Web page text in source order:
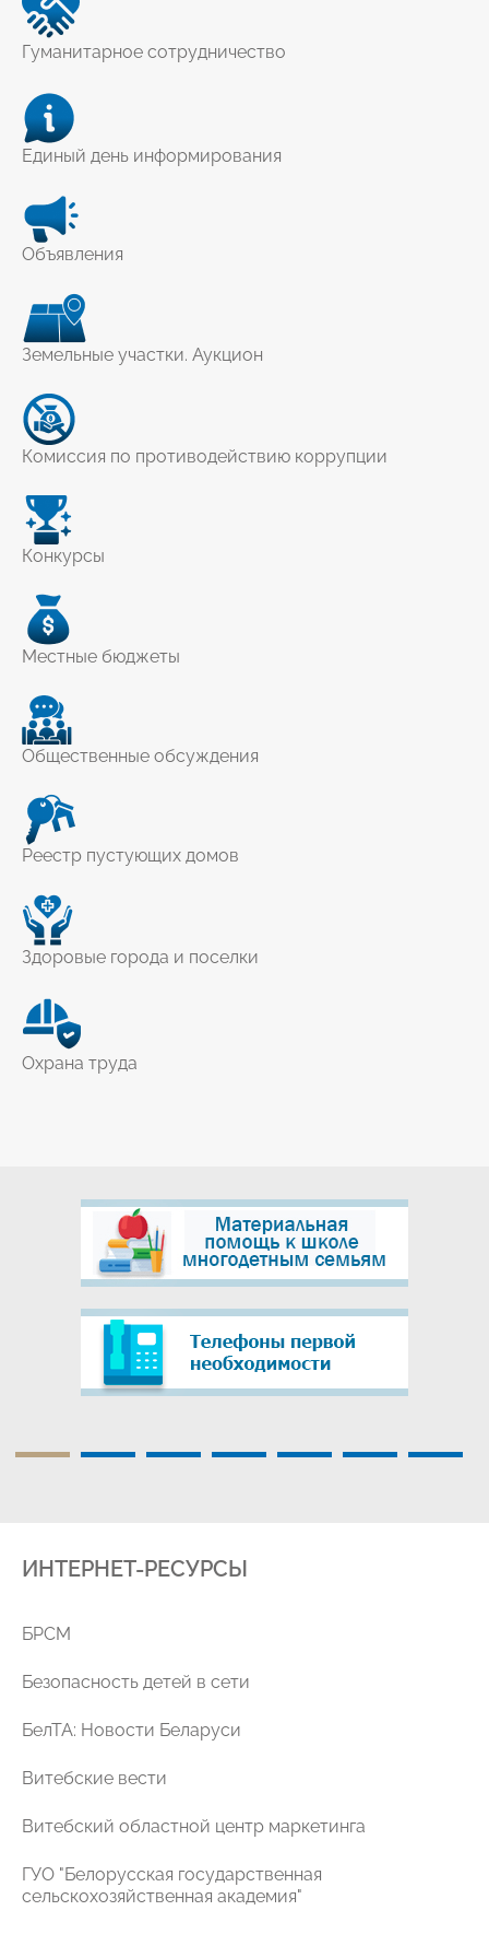
Гуманитарное сотрудничество
Единый день информирования
Объявления
Земельные участки. Аукцион
Комиссия по противодействию коррупции
Конкурсы
Местные бюджеты
Общественные обсуждения
Реестр пустующих домов
Здоровые города и поселки
Охрана труда
ИНТЕРНЕТ-РЕСУРСЫ
БРСМ
Безопасность детей в сети
БелТА: Новости Беларуси
Витебские вести
Витебский областной центр маркетинга
ГУО "Белорусская государственная
сельскохозяйственная академия"